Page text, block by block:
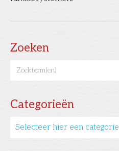
Zoeken
Categorieën
Selecteer hier een categorie